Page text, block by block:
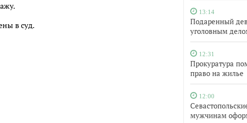
13:14
Подаренный
уголовным
12:31
Прокуратура
право на жилье
12:00
мужчинам
в суд.